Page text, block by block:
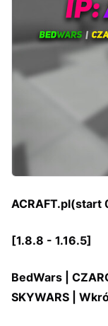
ACRAFT.pl(start
[1.8.8 - 1.16.5]
BedWars |
SKYWARS |